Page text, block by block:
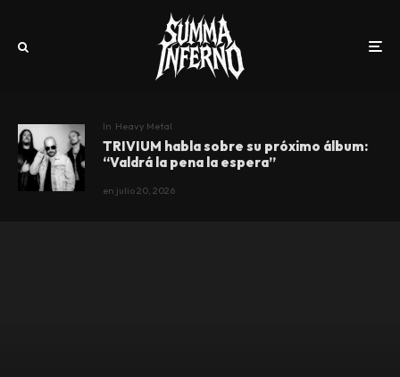
In Heavy Metal
TRIVIUM habla sobre su próximo álbum:
“Valdrá la pena la espera”
en julio 20, 2026